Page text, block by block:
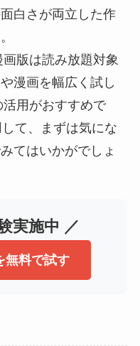
白さが両立した作
版は読み放題対象
漫画を幅広く試し
用がおすすめで
て、まずは気にな
てはいかがでしょ
実施中 ／
料で試す